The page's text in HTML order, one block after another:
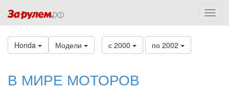
Honda Модели с 2000 по 2002
В МИРЕ МОТОРОВ